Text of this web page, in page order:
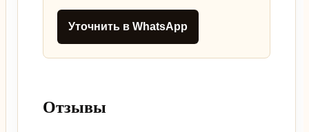
Уточнить в WhatsApp
Отзывы